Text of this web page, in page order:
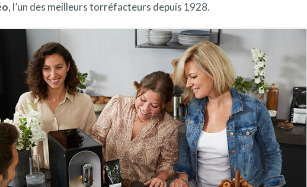
, l’un des meilleurs torréfacteurs depuis 1928.